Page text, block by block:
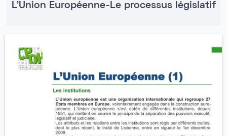
L'Union Européenne-Le processus législatif